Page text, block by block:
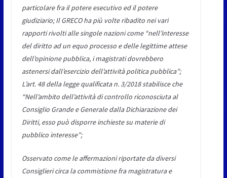
particolare fra il potere esecutivo ed il potere
giudiziario; Il GRECO ha più volte ribadito nei vari
rapporti rivolti alle singole nazioni come “nell’interesse
del diritto ad un equo processo e delle legittime attese
dell’opinione pubblica, i magistrati dovrebbero
astenersi dall’esercizio dell’attività politica pubblica”;
L’art. 48 della legge qualificata n. 3/2018 stabilisce che
“Nell’ambito dell’attività di controllo riconosciuta al
Consiglio Grande e Generale dalla Dichiarazione dei
Diritti, esso può disporre inchieste su materie di
pubblico interesse”;
Osservato come le affermazioni riportate da diversi
Consiglieri circa la commistione fra magistratura e